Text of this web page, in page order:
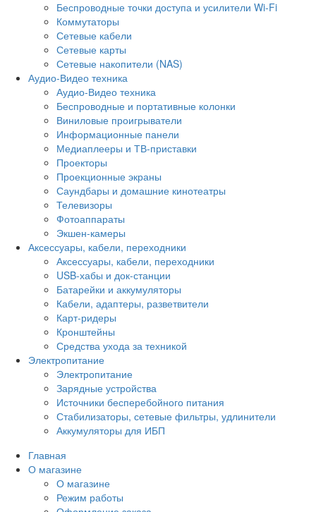
Беспроводные точки доступа и усилители Wi-Fi
Коммутаторы
Сетевые кабели
Сетевые карты
Сетевые накопители (NAS)
Аудио-Видео техника
Аудио-Видео техника
Беспроводные и портативные колонки
Виниловые проигрыватели
Информационные панели
Медиаплееры и ТВ-приставки
Проекторы
Проекционные экраны
Саундбары и домашние кинотеатры
Телевизоры
Фотоаппараты
Экшен-камеры
Аксессуары, кабели, переходники
Аксессуары, кабели, переходники
USB-хабы и док-станции
Батарейки и аккумуляторы
Кабели, адаптеры, разветвители
Карт-ридеры
Кронштейны
Средства ухода за техникой
Электропитание
Электропитание
Зарядные устройства
Источники бесперебойного питания
Стабилизаторы, сетевые фильтры, удлинители
Аккумуляторы для ИБП
Главная
О магазине
О магазине
Режим работы